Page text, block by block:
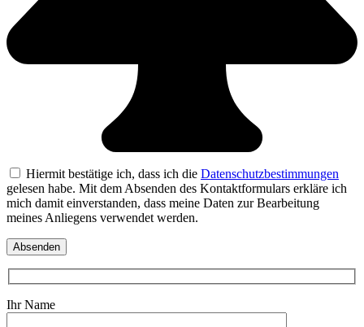
Hiermit bestätige ich, dass ich die Datenschutzbestimmungen
gelesen habe. Mit dem Absenden des Kontaktformulars erkläre ich
mich damit einverstanden, dass meine Daten zur Bearbeitung
meines Anliegens verwendet werden.
Ihr Name